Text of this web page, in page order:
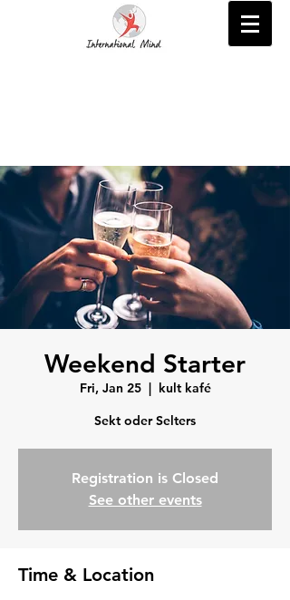
Weekend Starter
Fri, Jan 25
  |
kult kafé
Sekt oder Selters
Registration is Closed
See other events
Time & Location